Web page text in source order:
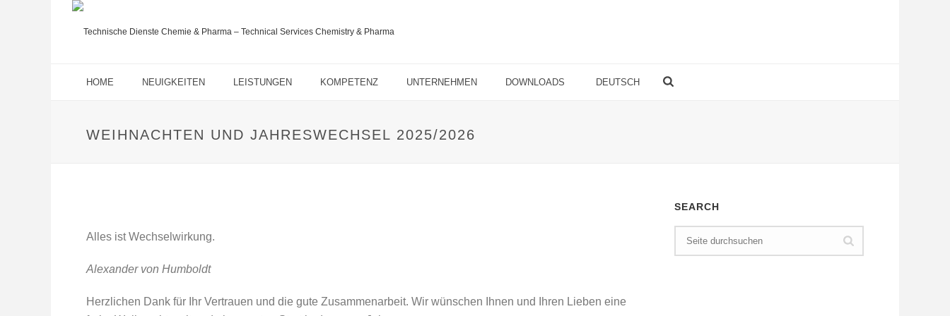
HOME NEUIGKEITEN LEISTUNGEN KOMPETENZ UNTERNEHMEN DOWNLOADS DEUTSCH
WEIHNACHTEN UND JAHRESWECHSEL 2025/2026
Alles ist Wechselwirkung.
Alexander von Humboldt
Herzlichen Dank für Ihr Vertrauen und die gute Zusammenarbeit. Wir wünschen Ihnen und Ihren Lieben eine
SEARCH